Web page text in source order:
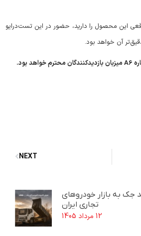
این محصول را دارید، حضور در این تست‌درایو
آن خواهد بود.
میزبان بازدیدکنندگان محترم خواهد بود.
NEXT
جک به بازار خودروهای
تجاری ایران
12 مرداد 1405